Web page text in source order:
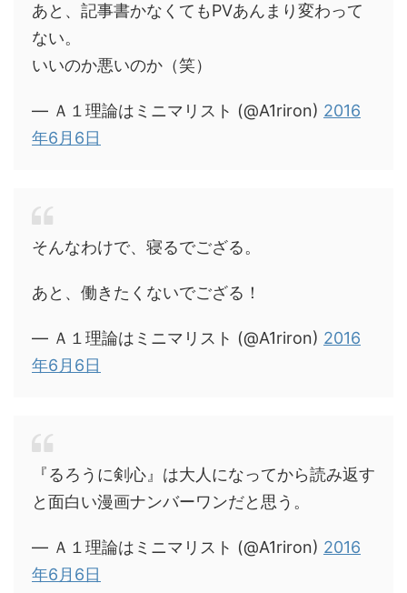
あと、記事書かなくてもPVあんまり変わって
ない。
いいのか悪いのか（笑）
— Ａ１理論はミニマリスト (@A1riron) 2016
年6月6日
そんなわけで、寝るでござる。
あと、働きたくないでござる！
— Ａ１理論はミニマリスト (@A1riron) 2016
年6月6日
『るろうに剣心』は大人になってから読み返す
と面白い漫画ナンバーワンだと思う。
— Ａ１理論はミニマリスト (@A1riron) 2016
年6月6日